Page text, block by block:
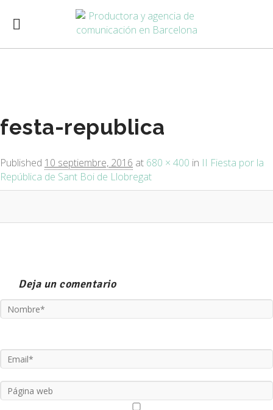
festa-republica
Published 10 septiembre, 2016 at 680 × 400 in II Fiesta por la
República de Sant Boi de Llobregat
Deja un comentario